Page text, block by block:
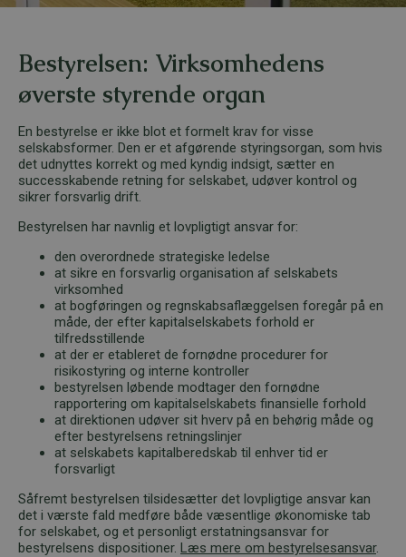
Bestyrelsen: Virksomhedens
øverste styrende organ
En bestyrelse er ikke blot et formelt krav for visse
selskabsformer. Den er et afgørende styringsorgan, som hvis
det udnyttes korrekt og med kyndig indsigt, sætter en
successkabende retning for selskabet, udøver kontrol og
sikrer forsvarlig drift.
Bestyrelsen har navnlig et lovpligtigt ansvar for:
den overordnede strategiske ledelse
at sikre en forsvarlig organisation af selskabets
virksomhed
at bogføringen og regnskabsaflæggelsen foregår på en
måde, der efter kapitalselskabets forhold er
tilfredsstillende
at der er etableret de fornødne procedurer for
risikostyring og interne kontroller
bestyrelsen løbende modtager den fornødne
rapportering om kapitalselskabets finansielle forhold
at direktionen udøver sit hverv på en behørig måde og
efter bestyrelsens retningslinjer
at selskabets kapitalberedskab til enhver tid er
forsvarligt
Såfremt bestyrelsen tilsidesætter det lovpligtige ansvar kan
det i værste fald medføre både væsentlige økonomiske tab
for selskabet, og et personligt erstatningsansvar for
bestyrelsens dispositioner. Læs mere om bestyrelsesansvar.